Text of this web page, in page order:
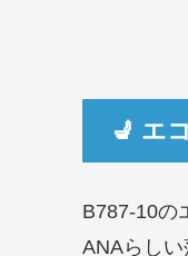
💺 エ
B787-10の
ANAらしい